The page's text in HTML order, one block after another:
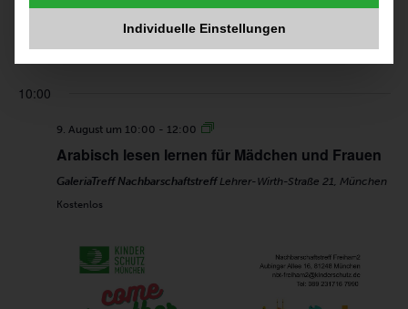
6. Sommerferienwoche
HeideTreff Familienzentrum/ Familienstützpunkt
10:00
9. August um 10:00 - 12:00
Arabisch lesen lernen für Mädchen und Frauen
GaleriaTreff Nachbarschaftstreff Lehrer-Wirth-Straße 21, München
Kostenlos
Individuelle Einstellungen